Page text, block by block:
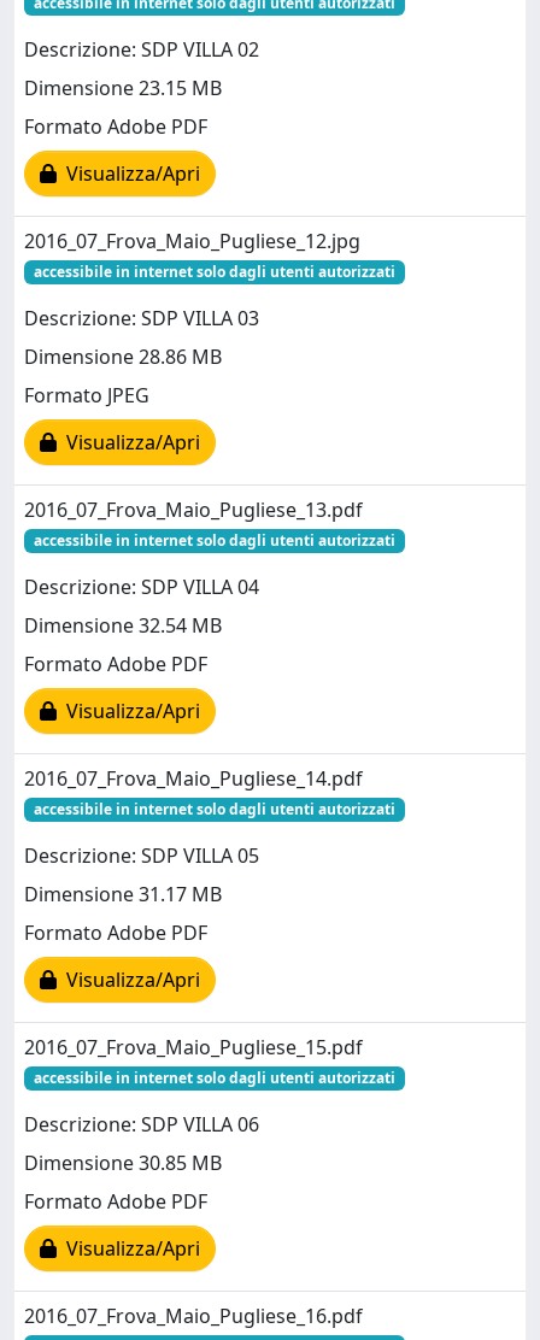
Descrizione: SDP VILLA 02
Dimensione 23.15 MB
Formato Adobe PDF
Visualizza/Apri
2016_07_Frova_Maio_Pugliese_12.jpg
accessibile in internet solo dagli utenti autorizzati
Descrizione: SDP VILLA 03
Dimensione 28.86 MB
Formato JPEG
Visualizza/Apri
2016_07_Frova_Maio_Pugliese_13.pdf
accessibile in internet solo dagli utenti autorizzati
Descrizione: SDP VILLA 04
Dimensione 32.54 MB
Formato Adobe PDF
Visualizza/Apri
2016_07_Frova_Maio_Pugliese_14.pdf
accessibile in internet solo dagli utenti autorizzati
Descrizione: SDP VILLA 05
Dimensione 31.17 MB
Formato Adobe PDF
Visualizza/Apri
2016_07_Frova_Maio_Pugliese_15.pdf
accessibile in internet solo dagli utenti autorizzati
Descrizione: SDP VILLA 06
Dimensione 30.85 MB
Formato Adobe PDF
Visualizza/Apri
2016_07_Frova_Maio_Pugliese_16.pdf